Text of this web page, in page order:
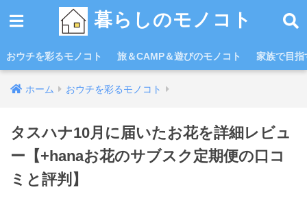
暮らしのモノコト
おウチを彩るモノコト 旅＆CAMP＆遊びのモノコト 家族で目指
ホーム おウチを彩るモノコト
タスハナ10月に届いたお花を詳細レビュ
ー【+hanaお花のサブスク定期便の口コ
ミと評判】